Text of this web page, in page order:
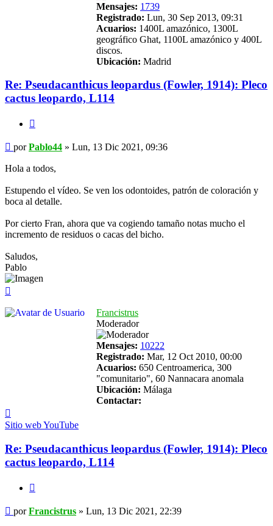
Mensajes: 1739
Registrado: Lun, 30 Sep 2013, 09:31
Acuarios: 1400L amazónico, 1300L
geográfico Ghat, 1100L amazónico y 400L
discos.
Ubicación: Madrid
Re: Pseudacanthicus leopardus (Fowler, 1914): Pleco
cactus leopardo, L114
Mensaje
porPablo44 » Lun, 13 Dic 2021, 09:36
Hola a todos,
Estupendo el vídeo. Se ven los odontoides, patrón de coloración y
boca al detalle.
Por cierto Fran, ahora que va cogiendo tamaño notas mucho el
incremento de residuos o cacas del bicho.
Saludos,
Pablo
Francistrus
Moderador
Mensajes: 10222
Registrado: Mar, 12 Oct 2010, 00:00
Acuarios: 650 Centroamerica, 300
"comunitario", 60 Nannacara anomala
Ubicación: Málaga
Contactar:
Francistrus
Sitio webYouTube
Re: Pseudacanthicus leopardus (Fowler, 1914): Pleco
cactus leopardo, L114
Mensaje
porFrancistrus » Lun, 13 Dic 2021, 22:39